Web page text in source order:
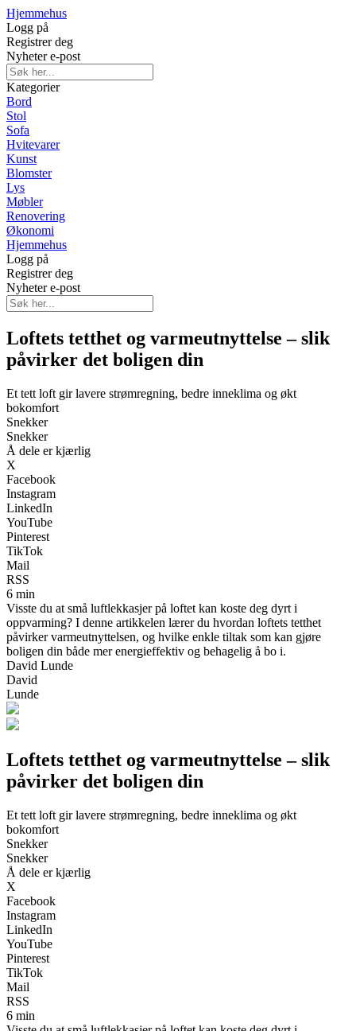
Hjemmehus
Logg på
Registrer deg
Nyheter e-post
Kategorier
Bord
Stol
Sofa
Hvitevarer
Kunst
Blomster
Lys
Møbler
Renovering
Økonomi
Hjemmehus
Logg på
Registrer deg
Nyheter e-post
Loftets tetthet og varmeutnyttelse – slik
påvirker det boligen din
Et tett loft gir lavere strømregning, bedre inneklima og økt
bokomfort
Snekker
Snekker
Å dele er kjærlig
X
Facebook
Instagram
LinkedIn
YouTube
Pinterest
TikTok
Mail
RSS
6 min
Visste du at små luftlekkasjer på loftet kan koste deg dyrt i
oppvarming? I denne artikkelen lærer du hvordan loftets tetthet
påvirker varmeutnyttelsen, og hvilke enkle tiltak som kan gjøre
boligen din både mer energieffektiv og behagelig å bo i.
David Lunde
David
Lunde
Loftets tetthet og varmeutnyttelse – slik
påvirker det boligen din
Et tett loft gir lavere strømregning, bedre inneklima og økt
bokomfort
Snekker
Snekker
Å dele er kjærlig
X
Facebook
Instagram
LinkedIn
YouTube
Pinterest
TikTok
Mail
RSS
6 min